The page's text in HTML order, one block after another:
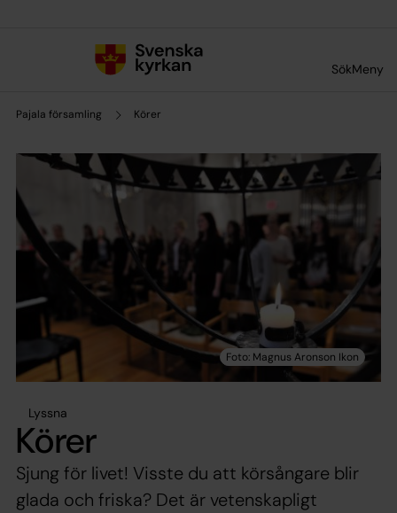
SökMeny
Pajala församling Körer
Lyssna
Körer
Sjung för livet! Visste du att körsångare blir
glada och friska? Det är vetenskapligt